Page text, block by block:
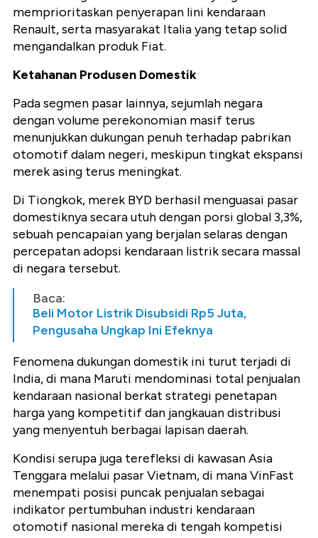
memprioritaskan penyerapan lini kendaraan
Renault, serta masyarakat Italia yang tetap solid
mengandalkan produk Fiat.
Ketahanan Produsen Domestik
Pada segmen pasar lainnya, sejumlah negara
dengan volume perekonomian masif terus
menunjukkan dukungan penuh terhadap pabrikan
otomotif dalam negeri, meskipun tingkat ekspansi
merek asing terus meningkat.
Di Tiongkok, merek BYD berhasil menguasai pasar
domestiknya secara utuh dengan porsi global 3,3%,
sebuah pencapaian yang berjalan selaras dengan
percepatan adopsi kendaraan listrik secara massal
di negara tersebut.
Baca:
Beli Motor Listrik Disubsidi Rp5 Juta,
Pengusaha Ungkap Ini Efeknya
Fenomena dukungan domestik ini turut terjadi di
India, di mana Maruti mendominasi total penjualan
kendaraan nasional berkat strategi penetapan
harga yang kompetitif dan jangkauan distribusi
yang menyentuh berbagai lapisan daerah.
Kondisi serupa juga terefleksi di kawasan Asia
Tenggara melalui pasar Vietnam, di mana VinFast
menempati posisi puncak penjualan sebagai
indikator pertumbuhan industri kendaraan
otomotif nasional mereka di tengah kompetisi